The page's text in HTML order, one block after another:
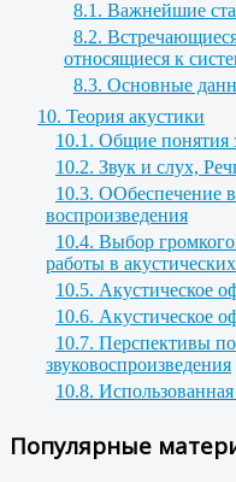
8.1. Важнейшие
8.2.
относящиеся к
8.3. Основные
10. Теория акустики
10.1. Общие понятия
10.2. Звук и слух,
10.3. ООбеспечение
воспроизведения
10.4. Выбор
работы в
10.5. Акустическое
10.6. Акустическое
10.7. Перспективы
звуковоспроизведения
10.8.
Популярные